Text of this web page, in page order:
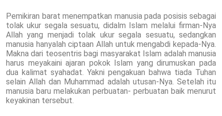
Pemikiran barat menempatkan manusia pada posisis sebagai
tolak ukur segala sesuatu, didalm Islam melalui firman-Nya
Allah yang menjadi tolak ukur segala sesuatu, sedangkan
manusia hanyalah ciptaan Allah untuk mengabdi kepada-Nya.
Makna dari teosentris bagi masyarakat Islam adalah manusia
harus meyakaini ajaran pokok Islam yang dirumuskan pada
dua kalimat syahadat. Yakni pengakuan bahwa tiada Tuhan
selain Allah dan Muhammad adalah utusan-Nya. Setelah itu
manusia baru melakukan perbuatan- perbuatan baik menurut
keyakinan tersebut.